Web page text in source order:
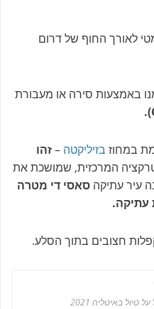
באמצעות סירה או מעבורת
במחוז בזיליקטה –זהו
המרכזית, שמושכת את
עיר עתיקה סאסי די מטרה
חצובים בתוך הסלע.
באיטליה 2021